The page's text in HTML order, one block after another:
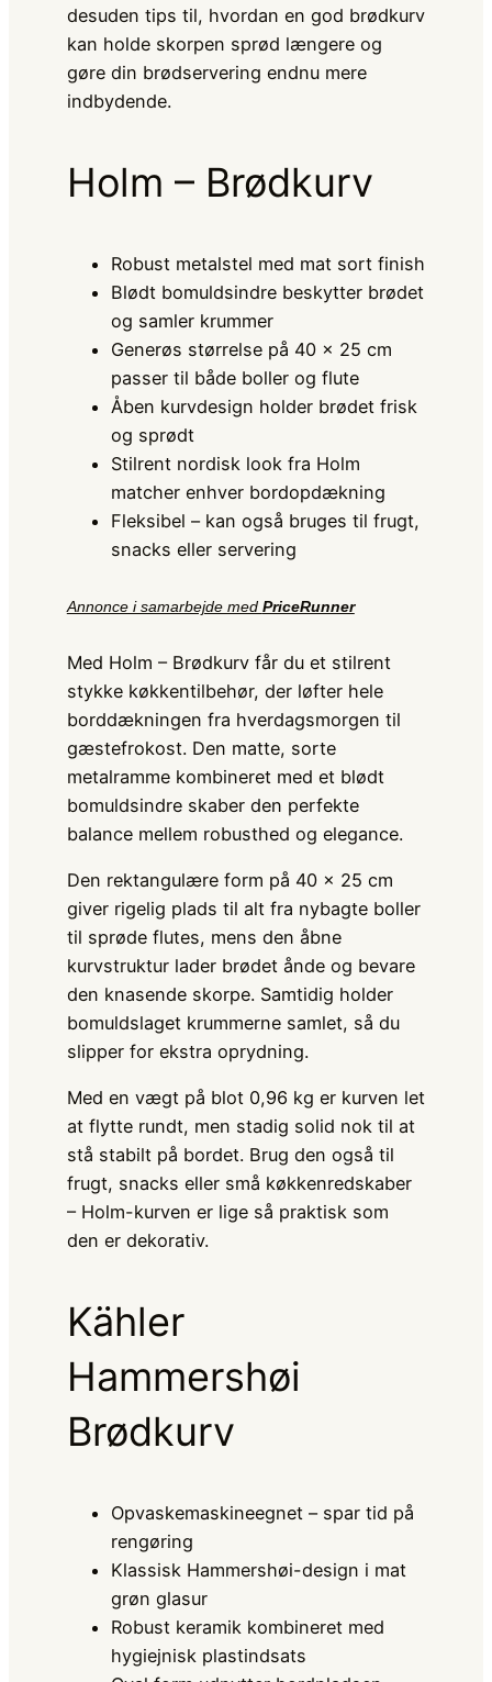
desuden tips til, hvordan en god brødkurv
kan holde skorpen sprød længere og
gøre din brødservering endnu mere
indbydende.
Holm – Brødkurv
Robust metalstel med mat sort finish
Blødt bomuldsindre beskytter brødet
og samler krummer
Generøs størrelse på 40 × 25 cm
passer til både boller og flute
Åben kurvdesign holder brødet frisk
og sprødt
Stilrent nordisk look fra Holm
matcher enhver bordopdækning
Fleksibel – kan også bruges til frugt,
snacks eller servering
Annonce i samarbejde med PriceRunner
Med Holm – Brødkurv får du et stilrent
stykke køkkentilbehør, der løfter hele
borddækningen fra hverdagsmorgen til
gæstefrokost. Den matte, sorte
metalramme kombineret med et blødt
bomuldsindre skaber den perfekte
balance mellem robusthed og elegance.
Den rektangulære form på 40 × 25 cm
giver rigelig plads til alt fra nybagte boller
til sprøde flutes, mens den åbne
kurvstruktur lader brødet ånde og bevare
den knasende skorpe. Samtidig holder
bomuldslaget krummerne samlet, så du
slipper for ekstra oprydning.
Med en vægt på blot 0,96 kg er kurven let
at flytte rundt, men stadig solid nok til at
stå stabilt på bordet. Brug den også til
frugt, snacks eller små køkkenredskaber
– Holm-kurven er lige så praktisk som
den er dekorativ.
Kähler
Hammershøi
Brødkurv
Opvaskemaskineegnet – spar tid på
rengøring
Klassisk Hammershøi-design i mat
grøn glasur
Robust keramik kombineret med
hygiejnisk plastindsats